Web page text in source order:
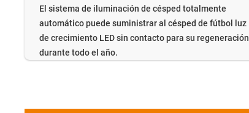
El sistema de iluminación de césped totalmente
automático puede suministrar al césped de fútbol luz
de crecimiento LED sin contacto para su regeneración
durante todo el año.